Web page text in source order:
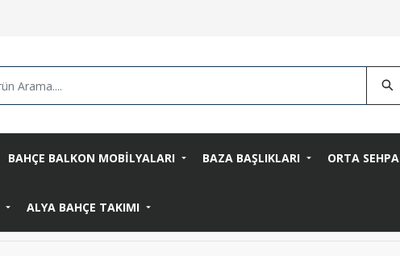
BAHÇE BALKON MOBİLYALARI BAZA BAŞLIKLARI ORTA SEHPA
ALYA BAHÇE TAKIMI